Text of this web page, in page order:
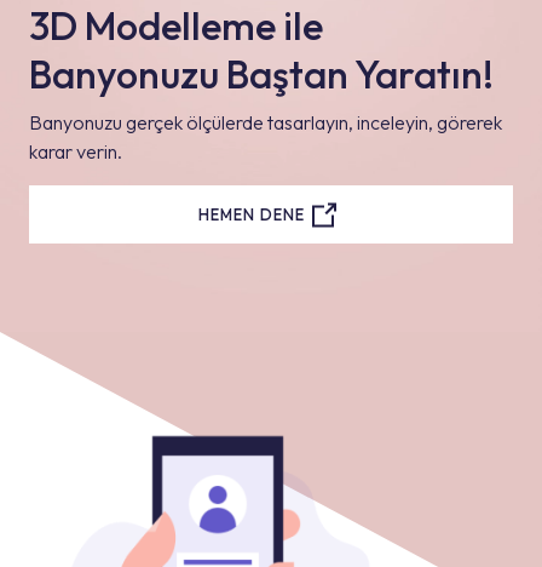
3D Modelleme ile
Banyonuzu Baştan Yaratın!
Banyonuzu gerçek ölçülerde tasarlayın, inceleyin, görerek
karar verin.
HEMEN DENE